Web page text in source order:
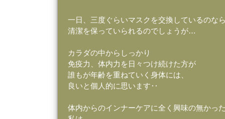
一日、三度ぐらいマスクを交換しているのな
清潔を保っていられるのでしょうが…
カラダの中からしっかり
免疫力、体内力を日々つけ続けた方が
誰もが年齢を重ねていく身体には、
良いと個人的に思います‥
体内からのインナーケアに全く興味の無かっ